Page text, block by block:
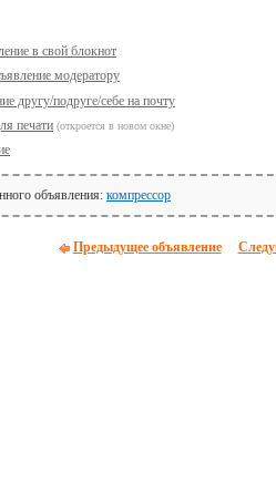
в свой блокнот
модератору
другу/подруге/себе на почту
печати (откроется в новом окне)
объявления: компрессор
Предыдущее объявление